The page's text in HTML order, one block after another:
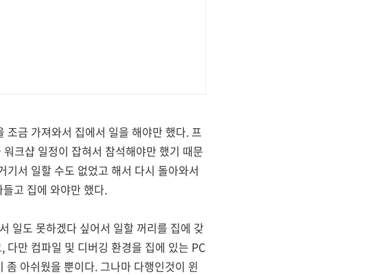
금 가져와서 집에서 일을 해야만 했다. 프
크샵 일정이 잡혀서 참석해야만 했기 때문
서 일할 수도 없었고 해서 다시 돌아와서
고 집에 와야만 했다.
일도 못하겠다 싶어서 일할 꺼리를 집에 갖
만 컴파일 및 디버깅 환경을 집에 있는 PC
아쉬웠을 뿐이다. 그나마 다행인것이 윈